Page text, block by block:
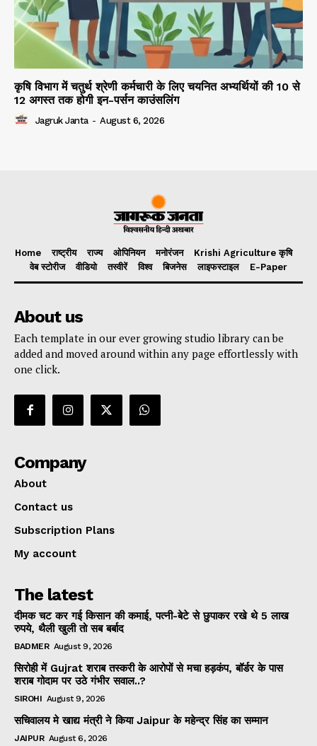
कृषि विभाग में चतुर्थ श्रेणी कर्मचारी के लिए चयनित अभ्यर्थियों की 10 से
12 अगस्त तक होगी इन-पर्सन काउंसलिंग
Jagruk Janta - August 6, 2026
Home राष्ट्रीय राज्य ओपिनियन मनोरंजन
Krishi Agriculture कृषि
वेब स्टोरीज
वीडियो तस्वीरें विश्व बिजनेस लाइफस्टाइल E-Paper
About us
Each template in our ever growing studio library can be
added and moved around within any page effortlessly with
one click.
Company
About
Contact us
Subscription Plans
My account
The latest
दीमक चट कर गई किसान की कमाई, पत्नी-बेटे से छुपाकर रखे थे 5 लाख
रुपये, थैली खुली तो सब बर्बाद
BADMER August 9, 2026
सिरोही में Gujrat शराब तस्करी के आरोपों से मचा हड़कंप, बॉर्डर के पास
शराब गोदाम पर उठे गंभीर सवाल..?
SIROHI August 9, 2026
सचिवालय मे खाद्य मंत्री ने किया Jaipur के महेन्द्र सिंह का सम्मान
JAIPUR August 6, 2026